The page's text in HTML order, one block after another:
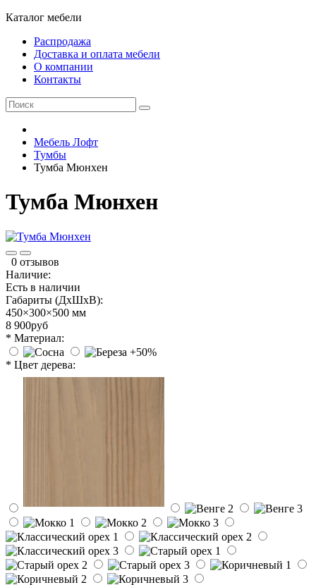
Каталог мебели
Распродажа
Доставка и оплата мебели
О компании
Контакты
Мебель Лофт
Тумбы
Тумба Мюнхен
Тумба Мюнхен
0 отзывов
Наличие:
Есть в наличии
Габариты (ДхШхВ):
450×300×500 мм
8 900руб
* Материал:
* Цвет дерева: